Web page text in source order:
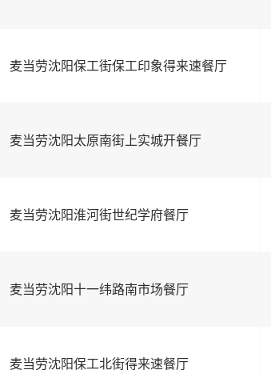
麦当劳沈阳保工街保工印象得来速餐厅
麦当劳沈阳太原南街上实城开餐厅
麦当劳沈阳淮河街世纪学府餐厅
麦当劳沈阳十一纬路南市场餐厅
麦当劳沈阳保工北街得来速餐厅